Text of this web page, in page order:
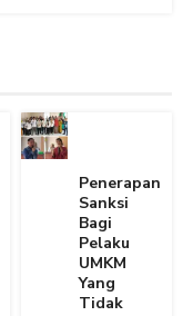
Penerapan
Sanksi
Bagi
Pelaku
UMKM
Yang
Tidak